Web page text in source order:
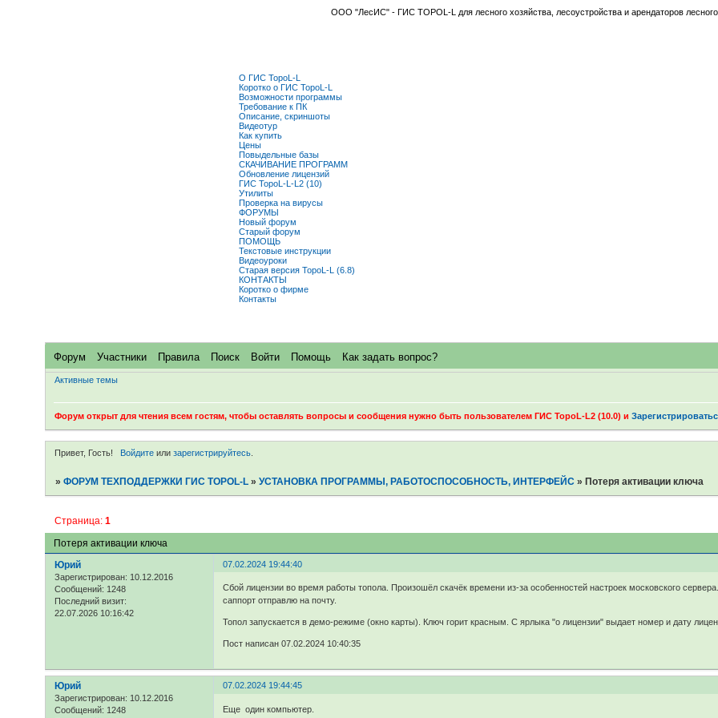
ООО "ЛесИС" - ГИС TOPOL-L для лесного хозяйства, лесоустройства и арендаторов
О ГИС TopoL-L
Коротко о ГИС TopoL-L
Возможности программы
Требование к ПК
Описание, скриншоты
Видеотур
Как купить
Цены
Повыдельные базы
СКАЧИВАНИЕ ПРОГРАММ
Обновление лицензий
ГИС TopoL-L-L2 (10)
Утилиты
Пpoвepкa на виpycы
ФОРУМЫ
Новый форум
Старый форум
ПОМОЩЬ
Текстовые инструкции
Видеоуроки
Старая версия TopoL-L (6.8)
КОНТАКТЫ
Коротко о фирме
Контакты
Форум Участники Правила Поиск Войти Помощь Как задать вопрос?
Активные темы
Форум открыт для чтения всем гостям, чтобы оставлять вопросы и сообщения нужно быть пользователем ГИС TopoL-L2 (10.0) и
Привет, Гость! Войдитеили зарегистрируйтесь.
»ФОРУМ ТЕХПОДДЕРЖКИ ГИС TOPOL-L »УСТАНОВКА ПРОГРАММЫ, РАБОТОСПОСОБНОСТЬ, ИНТЕРФЕЙС » Потеря активации ключа
Потеря активации ключа
Страница:1
07.02.2024 19:44:40
Юрий
Зарегистрирован: 10.12.2016
Сообщений: 1248
Последний визит:
22.07.2026 10:16:42
Сбой лицензии во время работы топола. Произошёл скачёк времени из-за особенностей настроек московского сервера.
саппорт отправлю на почту.
Топол запускается в демо-режиме (окно карты). Ключ горит красным. С ярлыка "о лицензии" выдает номер и дату
Пост написан 07.02.2024 10:40:35
07.02.2024 19:44:45
Юрий
Зарегистрирован: 10.12.2016
Сообщений: 1248
Еще один компьютер.